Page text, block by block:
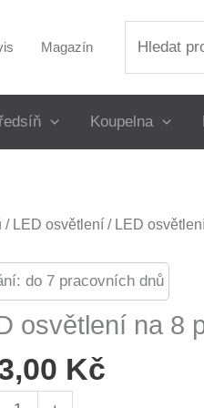
Magazín
Koupelna
/ LED osvětlení / LED
do 7 pracovních dnů
osvětlení na 8
Kč